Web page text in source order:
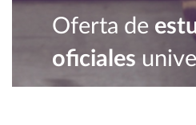
Oferta de
oficiales